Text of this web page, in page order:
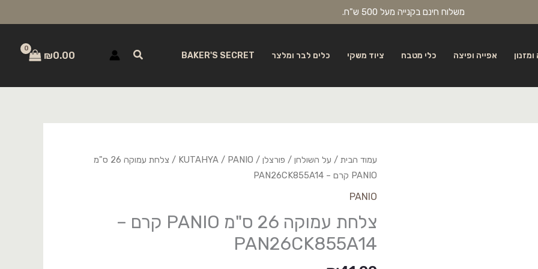
משלוח חינם בקנייה מעל 500 ש"ח.
אפייה ופיצה כלי מטבח ציוד משקי כלים לבר ומלצר BAKER'S SECRET חיפוש ₪0.00
עמוד הבית / על השולחן / פורצלן /
KUTAHYA/ PANIO
/ צלחת עמוקה 26 ס"מ
PANIO קרם – PAN26CK855A14
PANIO
צלחת עמוקה 26 ס"מ PANIO קרם –
PAN26CK855A14